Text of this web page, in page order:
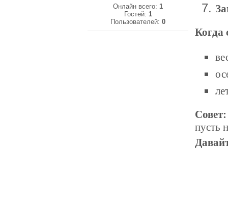
Онлайн всего: 1
Гостей: 1
Пользователей: 0
Когда
Совет:
пусть